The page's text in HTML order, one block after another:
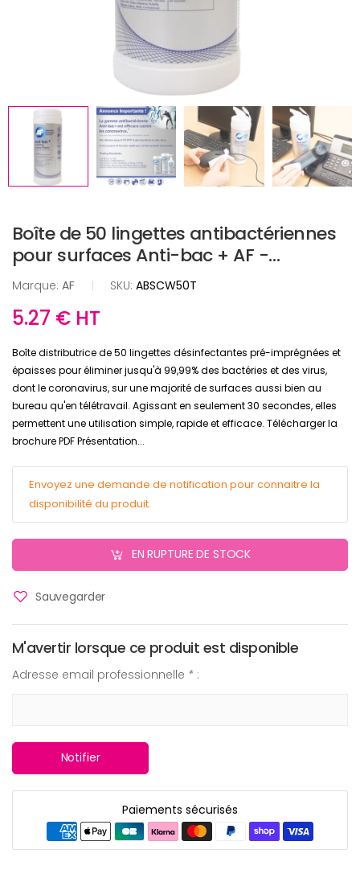
Boîte de 50 lingettes antibactériennes
pour surfaces Anti-bac + AF -
ABSCW50T
Marque: AF | SKU: ABSCW50T
5.27 € HT
Boîte distributrice de 50 lingettes désinfectantes pré-imprégnées et
épaisses pour éliminer jusqu'à 99,99% des bactéries et des virus,
dont le coronavirus, sur une majorité de surfaces aussi bien au
bureau qu'en télétravail. Agissant en seulement 30 secondes, elles
permettent une utilisation simple, rapide et efficace. Télécharger la
brochure PDF Présentation...
Envoyez une demande de notification pour connaitre la
disponibilité du produit.
EN RUPTURE DE STOCK
Sauvegarder
M'avertir lorsque ce produit est disponible
Adresse email professionnelle * :
Notifier
Paiements sécurisés